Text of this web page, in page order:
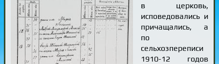
в церковь,
исповедовались и
причащались, а
по
сельхозпереписи
1910-12 годов